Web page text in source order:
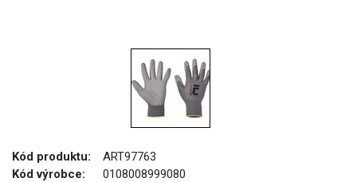
Kód produktu:
ART97763
Kód výrobce:
0108008999080